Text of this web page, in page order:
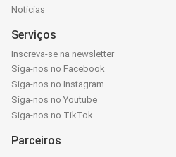
Notícias
Serviços
Inscreva-se na newsletter
Siga-nos no Facebook
Siga-nos no Instagram
Siga-nos no Youtube
Siga-nos no TikTok
Parceiros